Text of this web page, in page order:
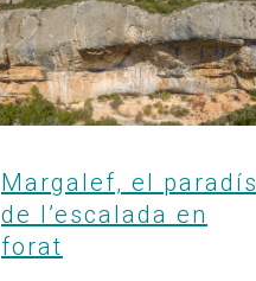
Margalef, el paradís
de l’escalada en
forat